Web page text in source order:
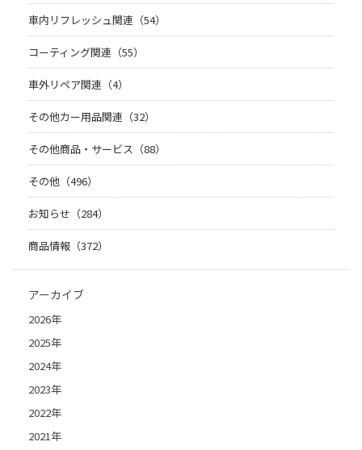
車内リフレッシュ関連（54）
コーティング関連（55）
車外リペア関連（4）
その他カー用品関連（32）
その他商品・サービス（88）
その他（496）
お知らせ（284）
商品情報（372）
アーカイブ
2026年
2025年
2024年
2023年
2022年
2021年